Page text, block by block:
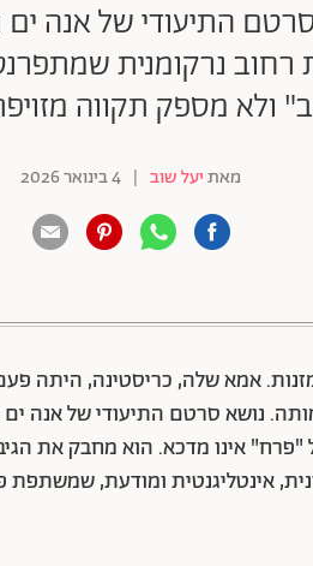
נרקומנית
ולא מספק תקווה
מאתיעל שוב | 4 בינואר 2026
אמא שלה, כריסטינה, היתה
נושא סרטם התיעודי של אנה
יותר. אבל "פרח" אינו מדכא. הוא מחבק את
אינטליגנטית ומודעת, שמשתפת